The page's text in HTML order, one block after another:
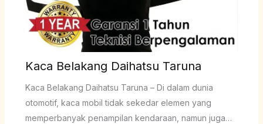
Kaca Belakang Daihatsu Taruna
Kaca Belakang Daihatsu Taruna – Di dalam dunia
otomotif, kaca mobil tidak sekedar elemen yang
memperbanyak penampilan kendaraan, namun juga…